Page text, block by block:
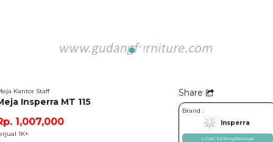
Kantor Staff
Insperra MT 115
1,007,000
1K+
Share
Brand :
Insperra
Lihat Selengkapnya